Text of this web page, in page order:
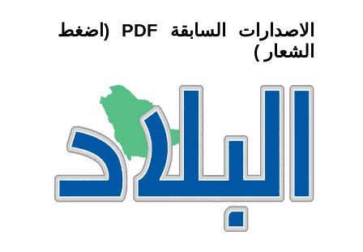
الاصدارات السابقة PDF (اضغط
الشعار )